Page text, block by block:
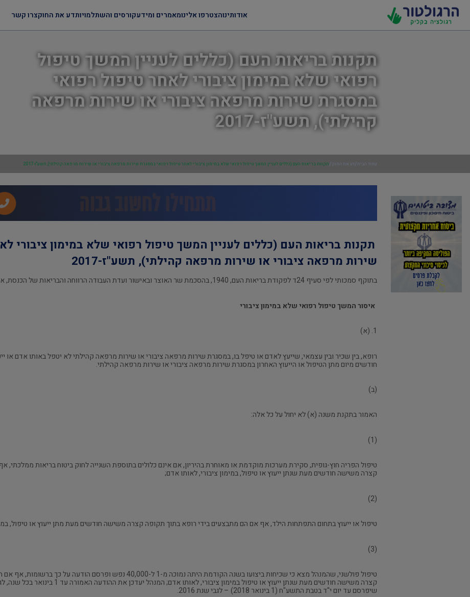
אודותינוהצטרפו אלינומאמרים ומידעקורסים והשתלמויותדע את החוקצרו קשר
תקנות בריאות העם (כללים לעניין המשך טיפול
רפואי שלא במימון ציבורי לאחר טיפול רפואי
במסגרת שירות מרפאה ציבורי או שירות מרפאה
קהילתי), תשע"ז-2017
עמוד הבית/דע את החוק/תקנות בריאות העם (כללים לעניין המשך טיפול רפואי שלא במימון ציבורי לאחר טיפול רפואי במסגרת שירות מרפאה ציבורי או שירות מרפאה קהילתי), תשע"ז-2017
תקנות בריאות העם (כללים לעניין המשך טיפול רפואי שלא במימון ציבורי
שירות מרפאה ציבורי או שירות מרפאה קהילתי), תשע"ז-2017
בתוקף סמכותי לפי סעיף 24ד לפקודת בריאות העם, 1940, בהסכמת שר האוצר ובאישור ועדת העבודה הרווחה והבריאות של הכנסת, אני מתקין תקנות אלה:
איסור המשך טיפול רפואי שלא במימון ציבורי
1. (א)
רופא, בין שכיר ובין עצמאי, שייעץ לאדם או טיפל בו, במסגרת שירות מרפאה ציבורי או שירות מרפאה קהילתי לא יטפל באותו אדם או
חודשים מיום מתן הטיפול או הייעוץ האחרון במסגרת שירות מרפאה ציבורי או שירות מרפאה קהילתי.
(ב)
האמור בתקנת משנה (א) לא יחול על כל אלה:
(1)
טיפול הפריה חוץ-גופית, סקירת מערכות מוקדמת או מאוחרת בהיריון, אם אינם כלולים בתוספת השנייה לחוק ביטוח בריאות
קצרה משישה חודשים מעת שנתן ייעוץ או טיפול, במימון ציבורי, לאותו אדם;
(2)
טיפול או ייעוץ בתחום התפתחות הילד, אף אם הם מתבצעים בידי רופא בתוך תקופה קצרה משישה חודשים מעת מתן ייעוץ או טיפול,
(3)
טיפול פולשני, שהמנהל מצא כי שכיחות ביצועו בשנה הקודמת היתה נמוכה מ-1 ל-
קצרה משישה חודשים מעת שנתן ייעוץ או טיפול במימון
שיפרסם עד יום י"ד בטבת התשע"ח (1 בינואר 2018) – לגבי שנת 2016.